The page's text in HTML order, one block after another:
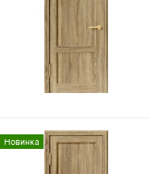
Новинка